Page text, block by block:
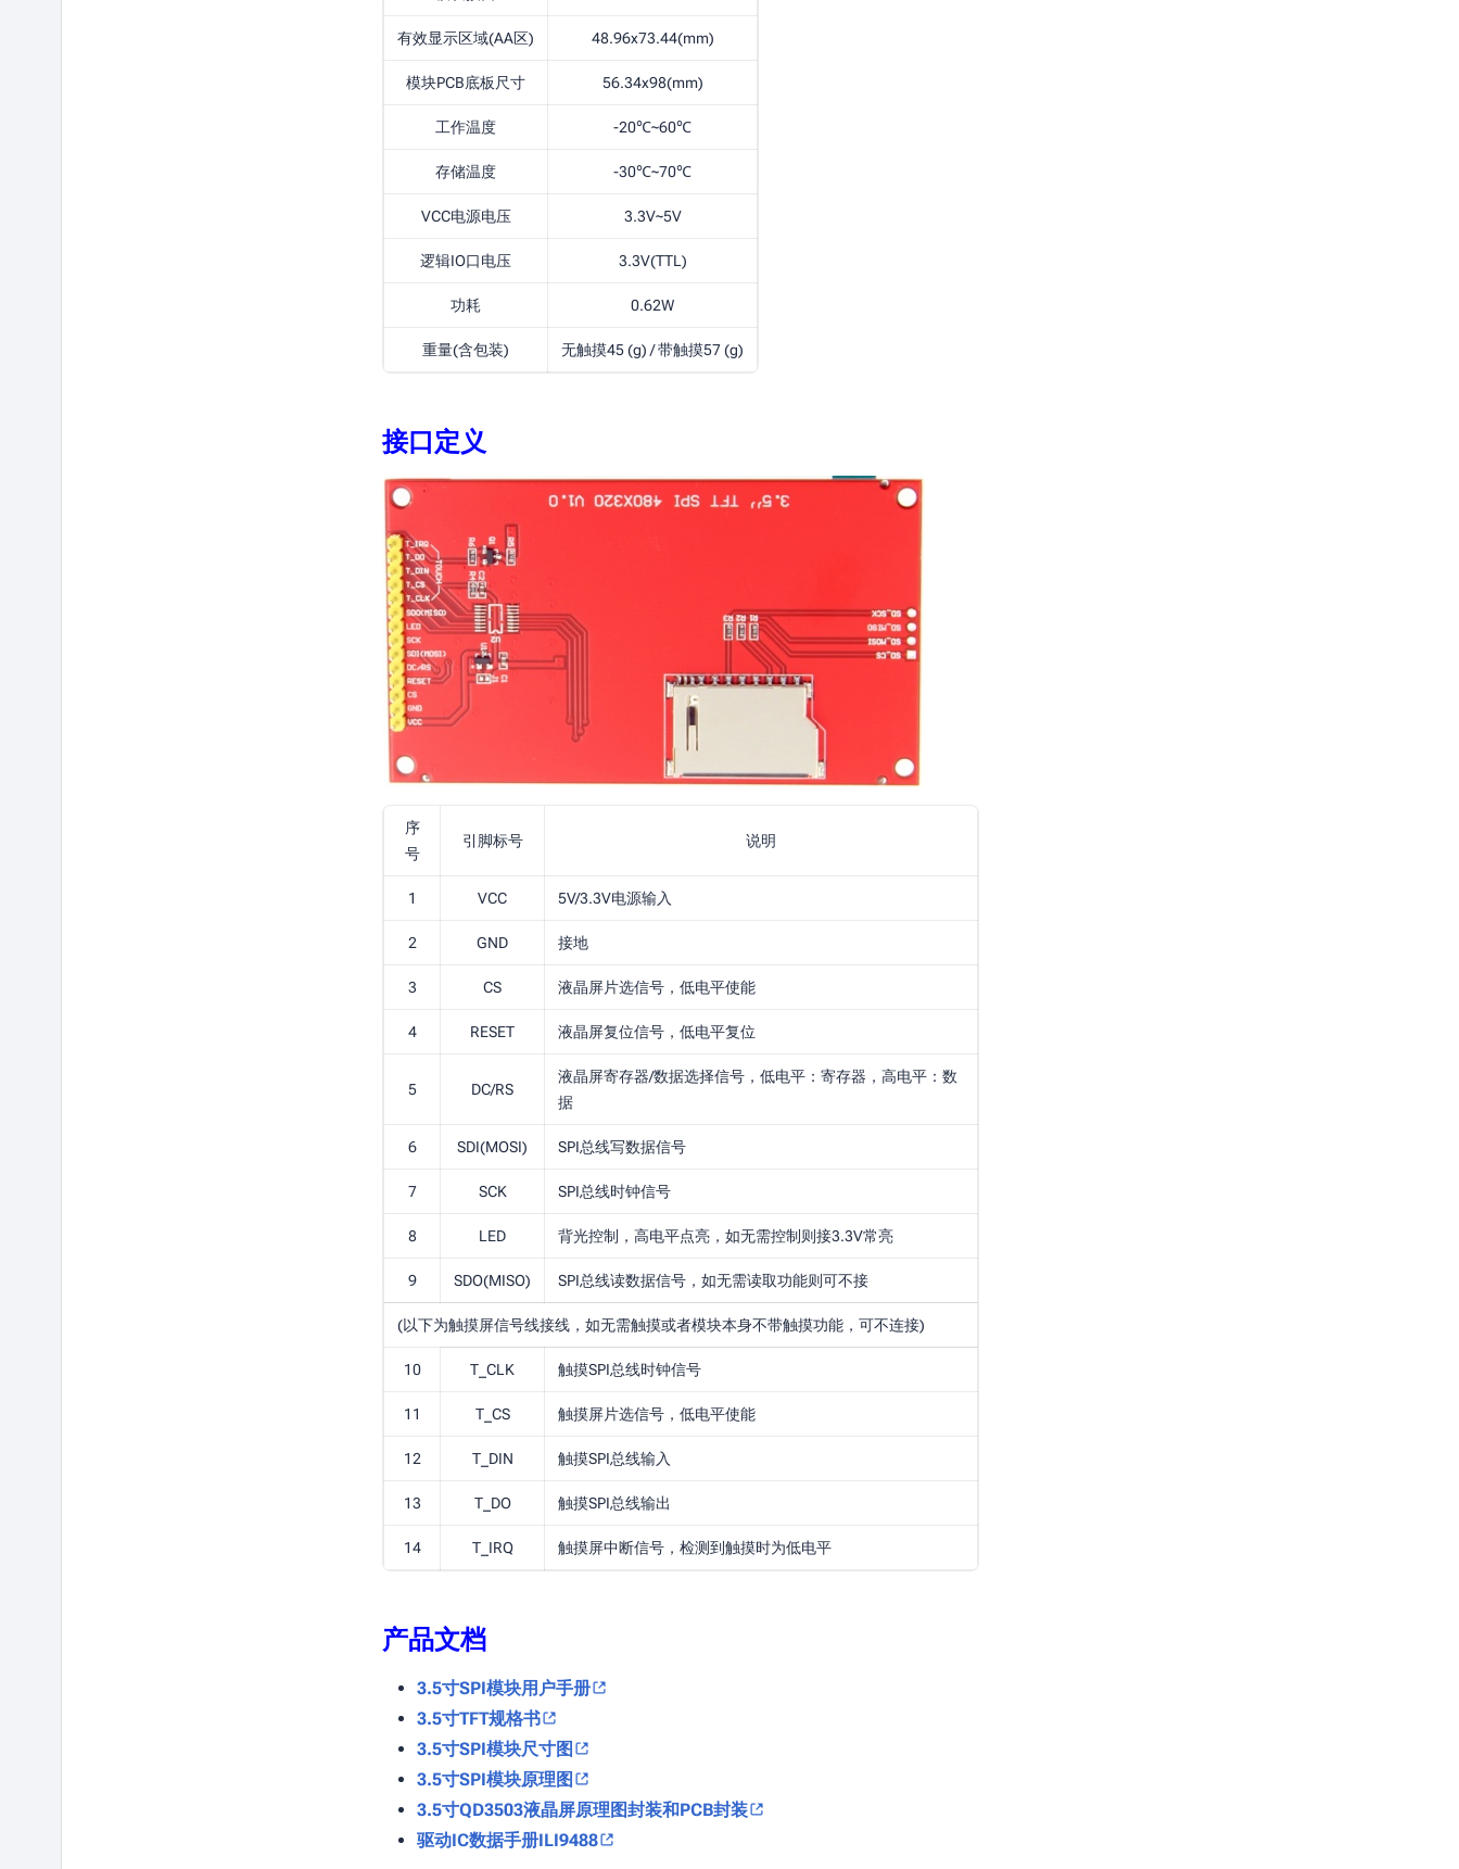
有效显示区域(AA区) 48.96x73.44(mm)
模块PCB底板尺寸 56.34x98(mm)
工作温度 -20℃~60℃
存储温度 -30℃~70℃
VCC电源电压 3.3V~5V
逻辑IO口电压 3.3V(TTL)
功耗 0.62W
重量(含包装) 无触摸45 (g) / 带触摸57 (g)
接口定义
序
号
引脚标号 说明
1 VCC 5V/3.3V电源输入
2 GND 接地
3 CS 液晶屏片选信号，低电平使能
4 RESET 液晶屏复位信号，低电平复位
5 DC/RS
液晶屏寄存器/数据选择信号，低电平：寄存器，高电平：数
据
6 SDI(MOSI) SPI总线写数据信号
7 SCK SPI总线时钟信号
8 LED 背光控制，高电平点亮，如无需控制则接3.3V常亮
9 SDO(MISO) SPI总线读数据信号，如无需读取功能则可不接
(以下为触摸屏信号线接线，如无需触摸或者模块本身不带触摸功能，可不连接)
10 T_CLK 触摸SPI总线时钟信号
11 T_CS 触摸屏片选信号，低电平使能
12 T_DIN 触摸SPI总线输入
13 T_DO 触摸SPI总线输出
14 T_IRQ 触摸屏中断信号，检测到触摸时为低电平
产品文档
3.5寸SPI模块用户手册
3.5寸TFT规格书
3.5寸SPI模块尺寸图
3.5寸SPI模块原理图
3.5寸QD3503液晶屏原理图封装和PCB封装
驱动IC数据手册ILI9488